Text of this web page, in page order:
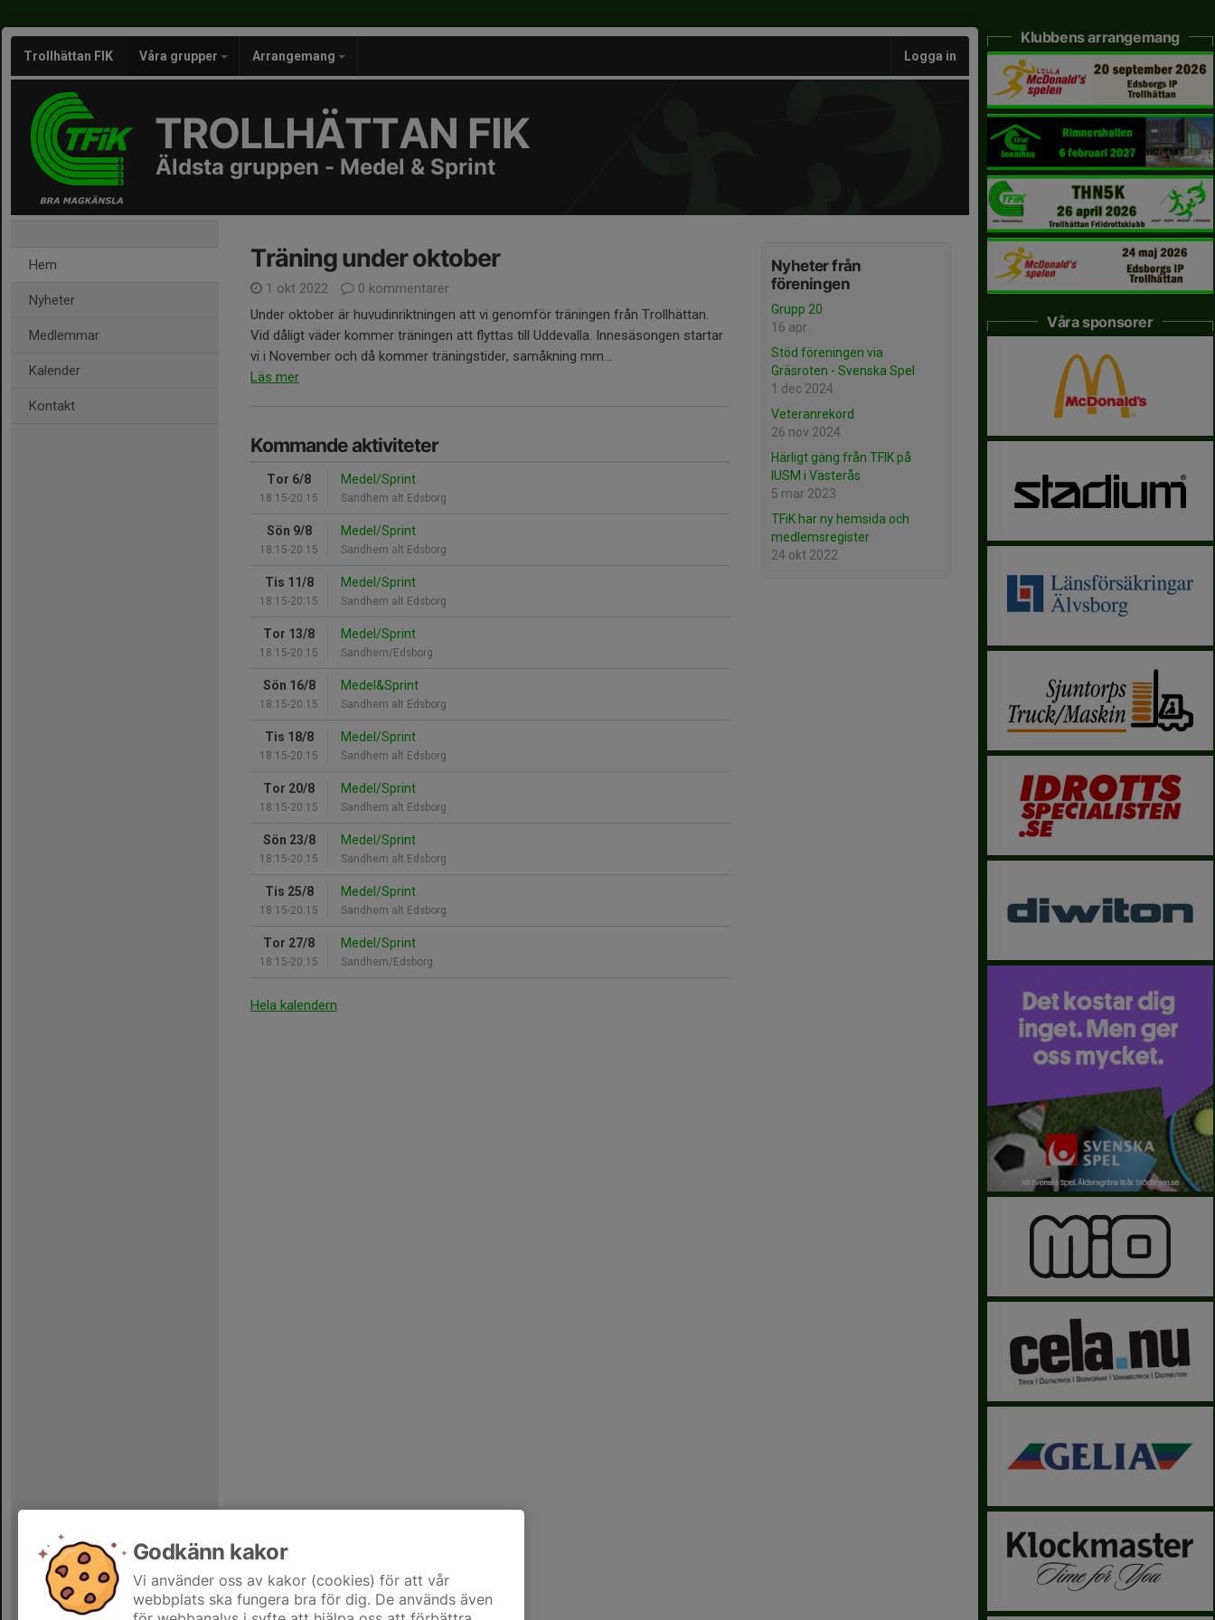
Trollhättan FIK Våra grupper Arrangemang Logga in
TROLLHÄTTAN FIK
Äldsta gruppen - Medel & Sprint
Hem
Nyheter
Medlemmar
Kalender
Kontakt
Nyheter från
föreningen
Grupp 20
16 apr
Stöd föreningen via
Gräsroten - Svenska Spel
1 dec 2024
Veteranrekord
26 nov 2024
Härligt gäng från TFIK på
IUSM i Västerås
5 mar 2023
TFiK har ny hemsida och
medlemsregister
24 okt 2022
Träning under oktober
1 okt 2022
0 kommentarer
Under oktober är huvudinriktningen att vi genomför träningen från Trollhättan.
Vid dåligt väder kommer träningen att flyttas till Uddevalla. Innesäsongen startar
vi i November och då kommer träningstider, samåkning mm...
Läs mer
Kommande aktiviteter
Tor 6/8
18:15-20:15
Medel/Sprint
Sandhem alt Edsborg
Sön 9/8
18:15-20:15
Medel/Sprint
Sandhem alt Edsborg
Tis 11/8
18:15-20:15
Medel/Sprint
Sandhem alt Edsborg
Tor 13/8
18:15-20:15
Medel/Sprint
Sandhem/Edsborg
Sön 16/8
18:15-20:15
Medel&Sprint
Sandhem alt Edsborg
Tis 18/8
18:15-20:15
Medel/Sprint
Sandhem alt Edsborg
Tor 20/8
18:15-20:15
Medel/Sprint
Sandhem alt Edsborg
Sön 23/8
18:15-20:15
Medel/Sprint
Sandhem alt Edsborg
Tis 25/8
18:15-20:15
Medel/Sprint
Sandhem alt Edsborg
Tor 27/8
18:15-20:15
Medel/Sprint
Sandhem/Edsborg
Hela kalendern
Klubbens arrangemang
Våra sponsorer
Godkänn kakor
Vi använder oss av kakor (cookies) för att vår
webbplats ska fungera bra för dig. De används även